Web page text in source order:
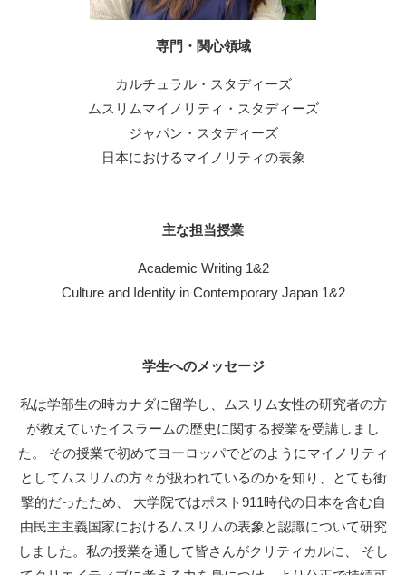
専門・関心領域
カルチュラル・スタディーズ
ムスリムマイノリティ・スタディーズ
ジャパン・スタディーズ
日本におけるマイノリティの表象
主な担当授業
Academic Writing 1&2
Culture and Identity in Contemporary Japan 1&2
学生へのメッセージ
私は学部生の時カナダに留学し、ムスリム女性の研究者の方
が教えていたイスラームの歴史に関する授業を受講しまし
た。 その授業で初めてヨーロッパでどのようにマイノリティ
としてムスリムの方々が扱われているのかを知り、とても衝
撃的だったため、 大学院ではポスト911時代の日本を含む自
由民主主義国家におけるムスリムの表象と認識について研究
しました。私の授業を通して皆さんがクリティカルに、 そし